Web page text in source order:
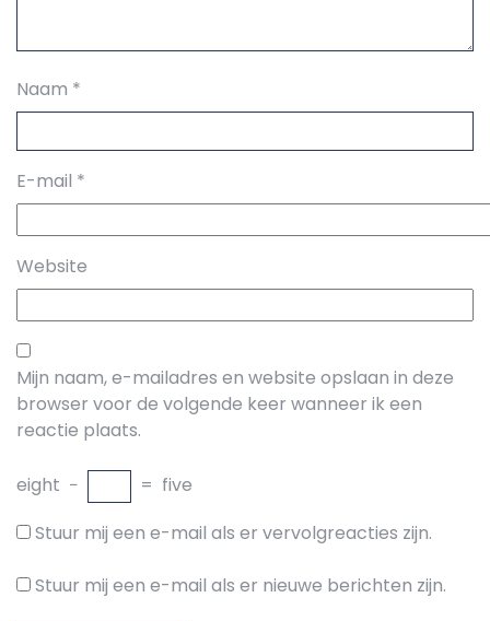
Naam *
E-mail *
Website
Mijn naam, e-mailadres en website opslaan in deze
browser voor de volgende keer wanneer ik een
reactie plaats.
eight − = five
Stuur mij een e-mail als er vervolgreacties zijn.
Stuur mij een e-mail als er nieuwe berichten zijn.